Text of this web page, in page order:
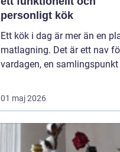
personligt kök
Ett kök i dag är mer än en
matlagning. Det är ett nav
vardagen, en
01 maj 2026